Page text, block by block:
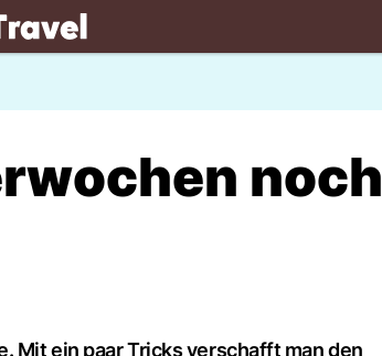
noch
Mit ein paar Tricks verschafft man den